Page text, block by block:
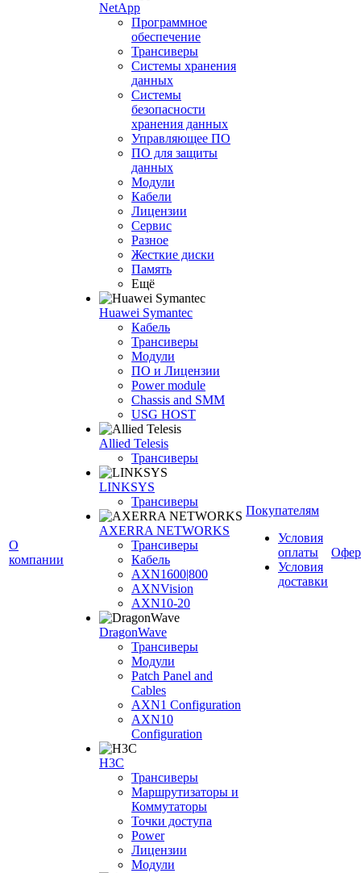
О
компании
NetApp
Программное
обеспечение
Трансиверы
Системы хранения
данных
Системы
безопасности
хранения данных
Управляющее ПО
ПО для защиты
данных
Модули
Кабели
Лицензии
Сервис
Разное
Жесткие диски
Память
Ещё
Huawei Symantec
Кабель
Трансиверы
Модули
ПО и Лицензии
Power module
Chassis and SMM
USG HOST
Allied Telesis
Трансиверы
LINKSYS
Трансиверы
AXERRA NETWORKS
Трансиверы
Кабель
AXN1600|800
AXNVision
AXN10-20
DragonWave
Трансиверы
Модули
Patch Panel and
Cables
AXN1 Configuration
AXN10
Configuration
H3С
Трансиверы
Маршрутизаторы и
Коммутаторы
Точки доступа
Power
Лицензии
Модули
Покупателям
Условия
оплаты
Условия
доставки